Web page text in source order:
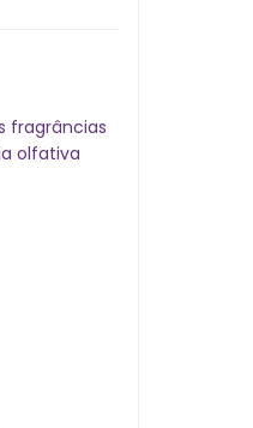
fragrâncias
olfativa